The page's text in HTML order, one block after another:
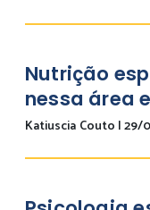
Nutrição
nessa área
Katiuscia Couto |29/